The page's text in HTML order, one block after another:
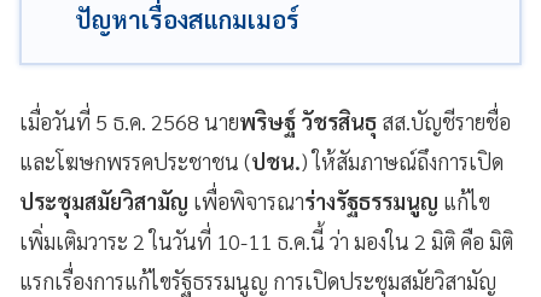
ปัญหาเรื่องสแกมเมอร์
เมื่อวันที่ 5 ธ.ค. 2568 นายพริษฐ์ วัชรสินธุ สส.บัญชีรายชื่อ
และโฆษกพรรคประชาชน (ปชน.) ให้สัมภาษณ์ถึงการเปิด
ประชุมสมัยวิสามัญ เพื่อพิจารณาร่างรัฐธรรมนูญ แก้ไข
เพิ่มเติมวาระ 2 ในวันที่ 10-11 ธ.ค.นี้ ว่า มองใน 2 มิติ คือ มิติ
แรกเรื่องการแก้ไขรัฐธรรมนูญ การเปิดประชุมสมัยวิสามัญ